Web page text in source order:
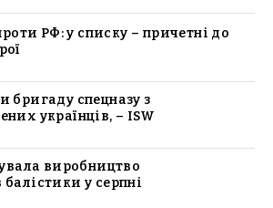
РФ: у списку – причетні до
бригаду спецназу з
українців, – ISW
виробництво
у серпні